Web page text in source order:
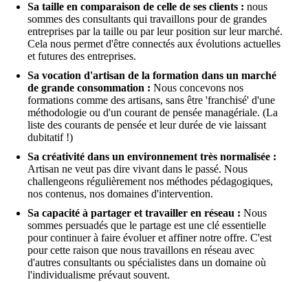
Sa taille en comparaison de celle de ses clients : nous
sommes des consultants qui travaillons pour de grandes
entreprises par la taille ou par leur position sur leur marché.
Cela nous permet d'être connectés aux évolutions actuelles
et futures des entreprises.
Sa vocation d'artisan de la formation dans un marché
de grande consommation : Nous concevons nos
formations comme des artisans, sans être 'franchisé' d'une
méthodologie ou d'un courant de pensée managériale. (La
liste des courants de pensée et leur durée de vie laissant
dubitatif !)
Sa créativité dans un environnement très normalisée :
Artisan ne veut pas dire vivant dans le passé. Nous
challengeons régulièrement nos méthodes pédagogiques,
nos contenus, nos domaines d'intervention.
Sa capacité à partager et travailler en réseau : Nous
sommes persuadés que le partage est une clé essentielle
pour continuer à faire évoluer et affiner notre offre. C'est
pour cette raison que nous travaillons en réseau avec
d'autres consultants ou spécialistes dans un domaine où
l'individualisme prévaut souvent.